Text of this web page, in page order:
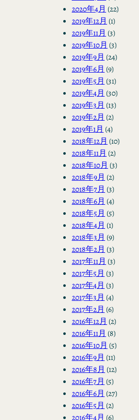
2020年4月 (22)
2019年12月 (1)
2019年11月 (3)
2019年10月 (3)
2019年9月 (24)
2019年6月 (9)
2019年5月 (31)
2019年4月 (30)
2019年3月 (13)
2019年2月 (2)
2019年1月 (4)
2018年12月 (10)
2018年11月 (2)
2018年10月 (3)
2018年9月 (2)
2018年7月 (3)
2018年6月 (4)
2018年5月 (5)
2018年4月 (1)
2018年3月 (9)
2018年2月 (3)
2017年11月 (3)
2017年5月 (3)
2017年4月 (3)
2017年3月 (4)
2017年2月 (6)
2016年12月 (2)
2016年11月 (8)
2016年10月 (5)
2016年9月 (11)
2016年8月 (12)
2016年7月 (5)
2016年6月 (27)
2016年5月 (2)
2016年4月 (6)